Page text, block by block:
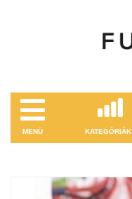
MENÜ KATEGÓRIÁK